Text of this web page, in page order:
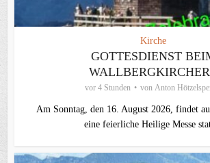
Kirche
GOTTESDIENST
vor 4 Stunden von Anton
Am Sonntag, den 16. August 2026, findet
eine feierliche Heilige Messe